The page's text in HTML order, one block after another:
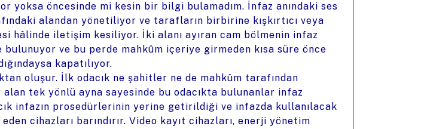
yoksa öncesinde mi kesin bir bilgi bulamadım. İnfaz anındaki ses
alandan yönetiliyor ve tarafların birbirine kışkırtıcı veya
hâlinde iletişim kesiliyor. İki alanı ayıran cam bölmenin infaz
bulunuyor ve bu perde mahkûm içeriye girmeden kısa süre önce
kapatılıyor.
oluşur. İlk odacık ne şahitler ne de mahkûm tarafından
tek yönlü ayna sayesinde bu odacıkta bulunanlar infaz
infazın prosedürlerinin yerine getirildiği ve infazda kullanılacak
cihazları barındırır. Video kayıt cihazları, enerji yönetim